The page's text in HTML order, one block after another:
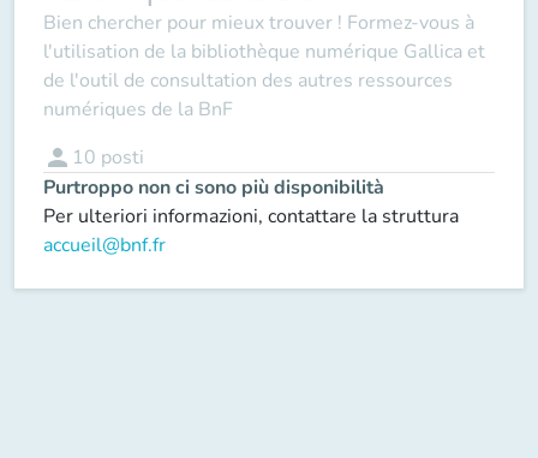
Bien chercher pour mieux trouver ! Formez-vous à
l'utilisation de la bibliothèque numérique Gallica et
de l'outil de consultation des autres ressources
numériques de la BnF
person 10 posti
Purtroppo non ci sono più disponibilità
Per ulteriori informazioni, contattare la struttura
accueil@bnf.fr